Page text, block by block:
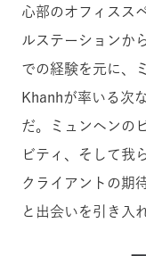
心部のオフィスス
ルステーションか
での経験を元に、
Khanhが率いる次
だ。ミュンヘンの
ビティ、そして我
クライアントの期
と出会いを引き入